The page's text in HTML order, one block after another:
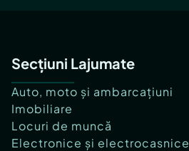
Secțiuni Lajumate
Auto, moto și ambarcațiuni
Imobiliare
Locuri de muncă
Electronice și electrocasnice